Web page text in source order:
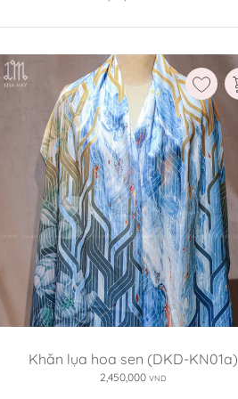
Khăn lụa hoa sen (DKD-KN01a)
2,450,000 VND